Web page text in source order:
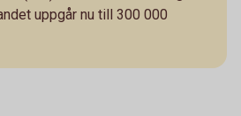
uppgår nu till 300 000